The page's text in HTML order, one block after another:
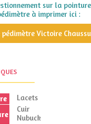
sur la
à imprimer ici :
pédimètre Victoire
Lacets
Cuir
Nubuck